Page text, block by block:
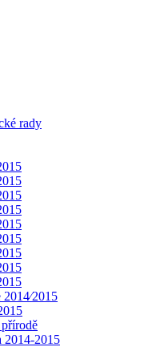
rady
2014-2015